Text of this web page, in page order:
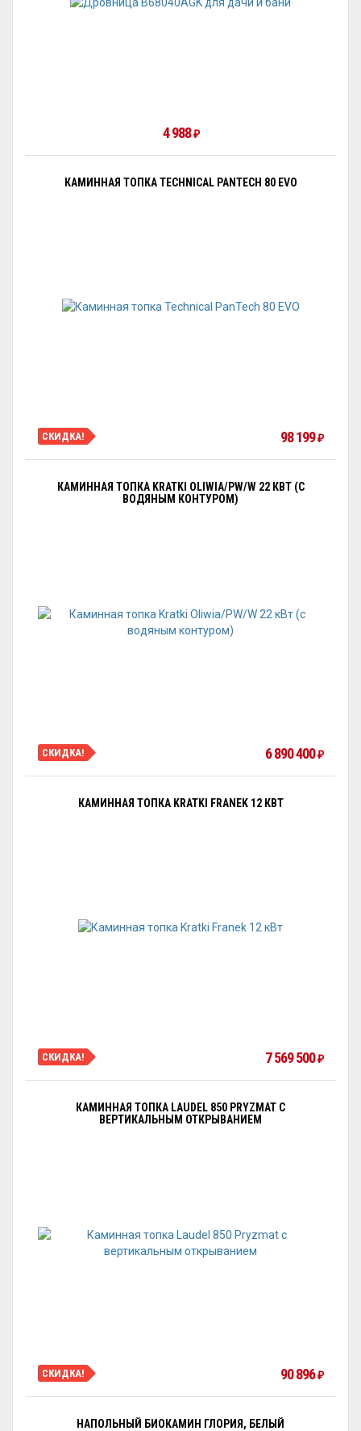
4 988 ₽
КАМИННАЯ ТОПКА TECHNICAL PANTECH 80 EVO
СКИДКА! 98 199 ₽
КАМИННАЯ ТОПКА KRATKI OLIWIA/PW/W 22 КВТ (С
ВОДЯНЫМ КОНТУРОМ)
СКИДКА! 6 890 400 ₽
КАМИННАЯ ТОПКА KRATKI FRANEK 12 КВТ
СКИДКА! 7 569 500 ₽
КАМИННАЯ ТОПКА LAUDEL 850 PRYZMAT С
ВЕРТИКАЛЬНЫМ ОТКРЫВАНИЕМ
СКИДКА! 90 896 ₽
НАПОЛЬНЫЙ БИОКАМИН ГЛОРИЯ, БЕЛЫЙ